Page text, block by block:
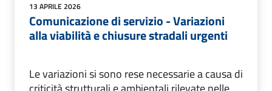
13 APRILE 2026
Comunicazione di servizio - Variazioni
alla viabilità e chiusure stradali urgenti
Le variazioni si sono rese necessarie a causa di